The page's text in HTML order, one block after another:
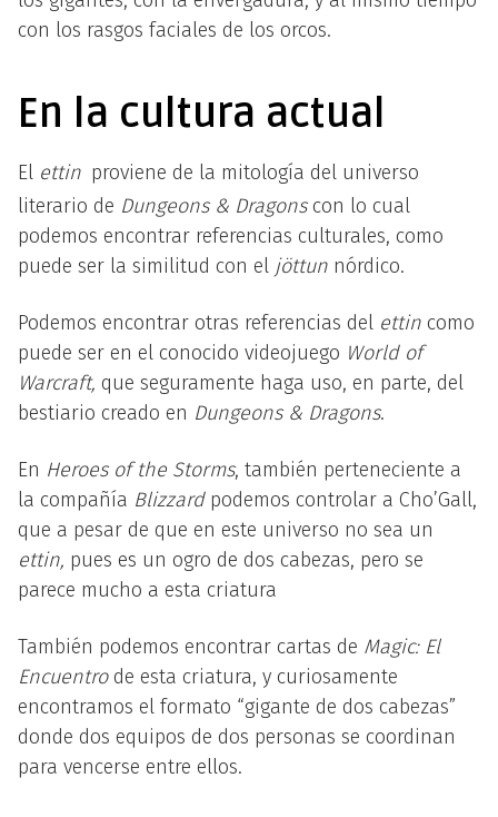
con los rasgos faciales de los orcos.
En la cultura actual
El ettin proviene de la mitología del universo
literario de Dungeons & Dragonscon lo cual
podemos encontrar referencias culturales, como
puede ser la similitud con el jöttun nórdico.
Podemos encontrar otras referencias del ettin como
puede ser en el conocido videojuego World of
Warcraft, que seguramente haga uso, en parte, del
bestiario creado en Dungeons & Dragons.
En Heroes of the Storms, también perteneciente a
la compañía Blizzardpodemos controlar a Cho’Gall,
que a pesar de que en este universo no sea un
ettin, pues es un ogro de dos cabezas, pero se
parece mucho a esta criatura
También podemos encontrar cartas de Magic: El
Encuentro de esta criatura, y curiosamente
encontramos el formato “gigante de dos cabezas”
donde dos equipos de dos personas se coordinan
para vencerse entre ellos.